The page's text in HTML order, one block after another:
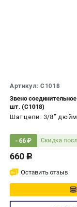
Артикул: C1018
Звено
шт. (C1018)
Шаг цепи: 3/8’’
- 66 ₽ Скидка
660 c
Оставить отзыв